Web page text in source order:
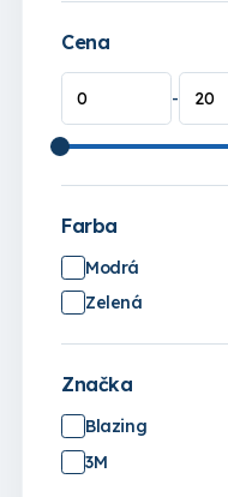
Cena
-
Farba
Modrá
Zelená
Značka
Blazing
3M